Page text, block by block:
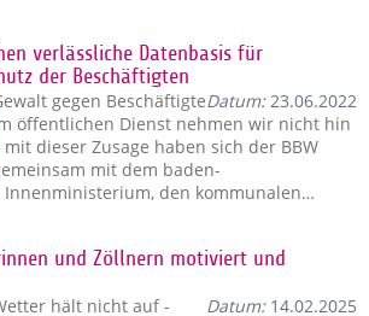
verlässliche Datenbasis für
der Beschäftigten
Datum:23.06.2022
gegen Beschäftigte
öffentlichen Dienst nehmen wir nicht hin
mit dieser Zusage haben sich der BBW
mit dem baden-
den kommunalen…
und Zöllnern motiviert und
Datum:14.02.2025
hält nicht auf -